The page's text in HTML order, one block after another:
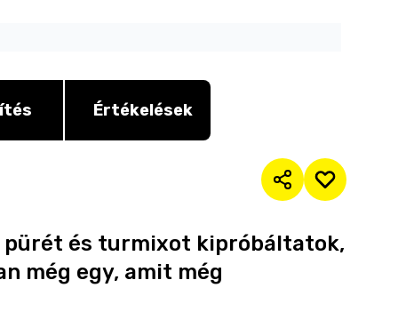
Értékelések
pürét és turmixot kipróbáltatok,
még egy, amit még